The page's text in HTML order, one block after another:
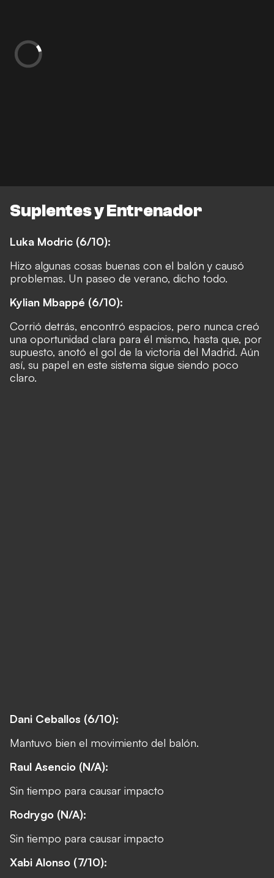
Suplentes y Entrenador
Luka Modric (6/10):
Hizo algunas cosas buenas con el balón y causó
problemas. Un paseo de verano, dicho todo.
Kylian Mbappé (6/10):
Corrió detrás, encontró espacios, pero nunca creó
una oportunidad clara para él mismo, hasta que, por
supuesto, anotó el gol de la victoria del Madrid. Aún
así, su papel en este sistema sigue siendo poco
claro.
Dani Ceballos (6/10):
Mantuvo bien el movimiento del balón.
Raul Asencio (N/A):
Sin tiempo para causar impacto
Rodrygo (N/A):
Sin tiempo para causar impacto
Xabi Alonso (7/10):